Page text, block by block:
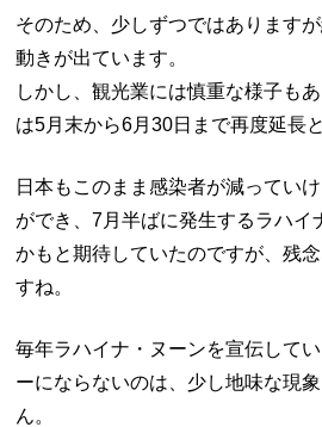
そのため、少しずつではあります
動きが出ています。
しかし、観光業には慎重な様子も
は5月末から6月30日まで再度延長
日本もこのまま感染者が減ってい
ができ、7月半ばに発生するラハイ
かもと期待していたのですが、残
すね。
毎年ラハイナ・ヌーンを宣伝して
ーにならないのは、少し地味な現
ん。